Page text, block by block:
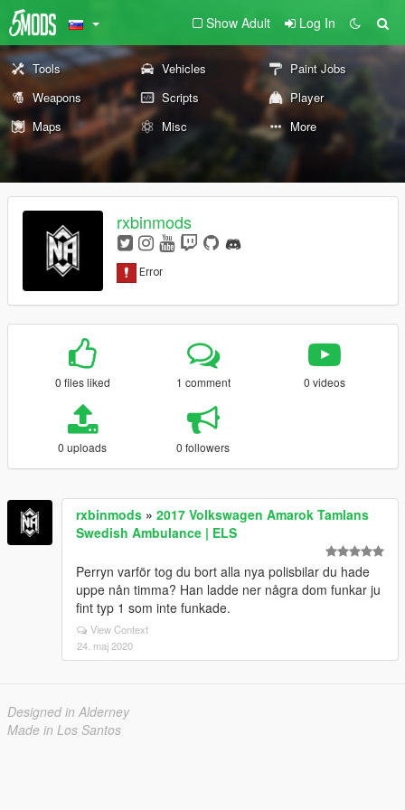
Show Adult Log In
Tools Vehicles
Paint Jobs
Weapons
Scripts
Player
Maps
Misc More
rxbinmods
0 files liked 1 comment 0 videos
0 uploads 0 followers
rxbinmods » 2017 Volkswagen Amarok Tamlans
Swedish Ambulance | ELS
Perryn varför tog du bort alla nya polisbilar du hade
uppe nån timma? Han ladde ner några dom funkar ju
fint typ 1 som inte funkade.
View Context
24. maj 2020
Designed in Alderney
Made in Los Santos